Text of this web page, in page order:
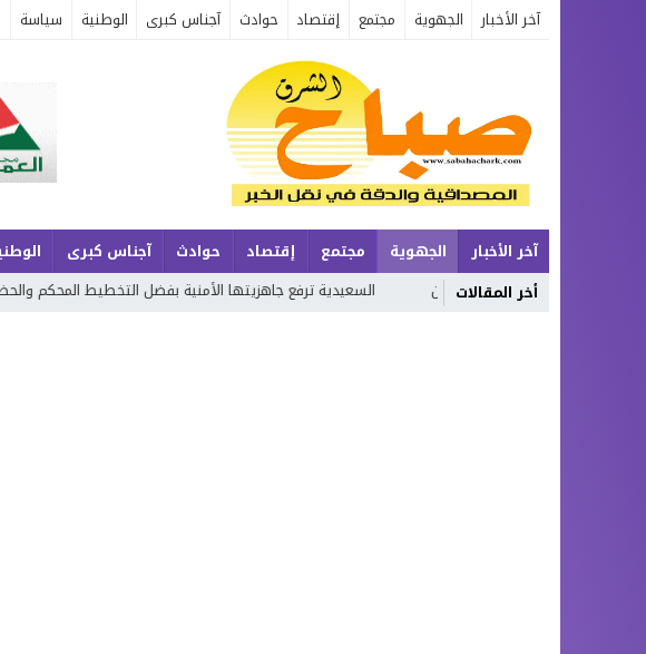
آخر الأخبار الجهوية مجتمع إقتصاد حوادث آجناس كبرى الوطنية سياسة
آخر الأخبار الجهوية مجتمع إقتصاد حوادث آجناس كبرى
أخر المقالات
السعيدية ترفع جاهزيتها الأمنية بفضل التخطيط المحكم والحضور الميداني…